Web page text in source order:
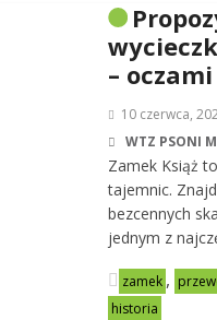
–
10 czerwca,
WTZ PSONI
Zamek Książ
tajemnic.
bezcennych
jednym z
zamek ,
historia